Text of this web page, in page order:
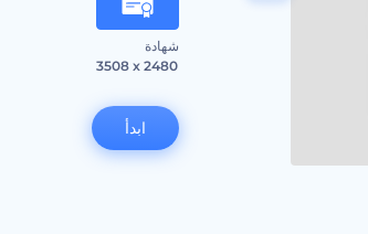
شهادة
3508 x 2480
ابدأ